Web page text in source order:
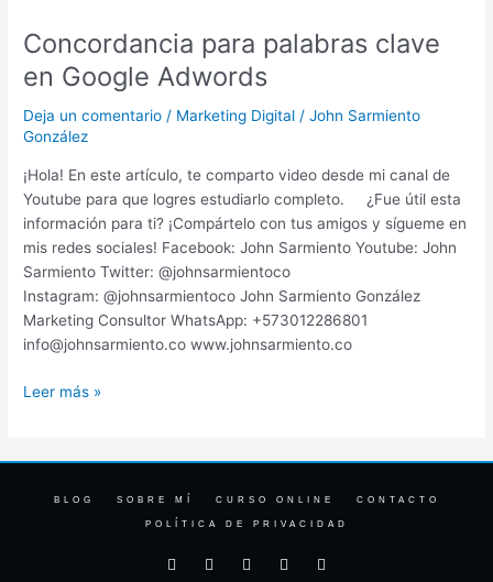
Concordancia para palabras clave
en Google Adwords
Deja un comentario / Marketing Digital /John Sarmiento
González
¡Hola! En este artículo, te comparto video desde mi canal de
Youtube para que logres estudiarlo completo. ¿Fue útil esta
información para ti? ¡Compártelo con tus amigos y sígueme en
mis redes sociales! Facebook: John Sarmiento Youtube: John
Sarmiento Twitter: @johnsarmientoco
Instagram: @johnsarmientoco John Sarmiento González
Marketing Consultor WhatsApp: +573012286801
info@johnsarmiento.co www.johnsarmiento.co
palabras
en
Google
Adwords
Leer más »
BLOG SOBRE MÍ CURSO ONLINE CONTACTO
POLÍTICA DE PRIVACIDAD
F
I
T
Y
L